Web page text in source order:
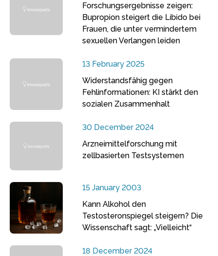
Forschungsergebnisse zeigen:
Bupropion steigert die Libido bei
Frauen, die unter vermindertem
sexuellen Verlangen leiden
13 February 2025
Widerstandsfähig gegen
Fehlinformationen: KI stärkt den
sozialen Zusammenhalt
30 December 2024
Arzneimittelforschung mit
zellbasierten Testsystemen
15 January 2003
Kann Alkohol den
Testosteronspiegel steigern? Die
Wissenschaft sagt: „Vielleicht“
18 December 2024